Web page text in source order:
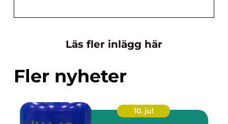
Läs fler inlägg här
Fler nyheter
10. jul